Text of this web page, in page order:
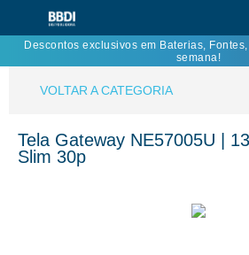
Descontos exclusivos em Baterias,
semana!
VOLTAR A CATEGORIA
Tela Gateway NE57005U |
Slim 30p